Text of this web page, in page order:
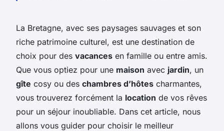
La Bretagne, avec ses paysages sauvages et son
riche patrimoine culturel, est une destination de
choix pour des vacances en famille ou entre amis.
Que vous optiez pour une maison avec jardin, un
gîte cosy ou des chambres d’hôtes charmantes,
vous trouverez forcément la location de vos rêves
pour un séjour inoubliable. Dans cet article, nous
allons vous guider pour choisir le meilleur